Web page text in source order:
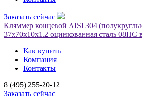
Заказать сейчас
Кляммер концевой AISI 304
37х70х10х1.2 оцинкованная сталь 08ПС
Как купить
Компания
Контакты
8 (495) 255-20-12
Заказать сейчас